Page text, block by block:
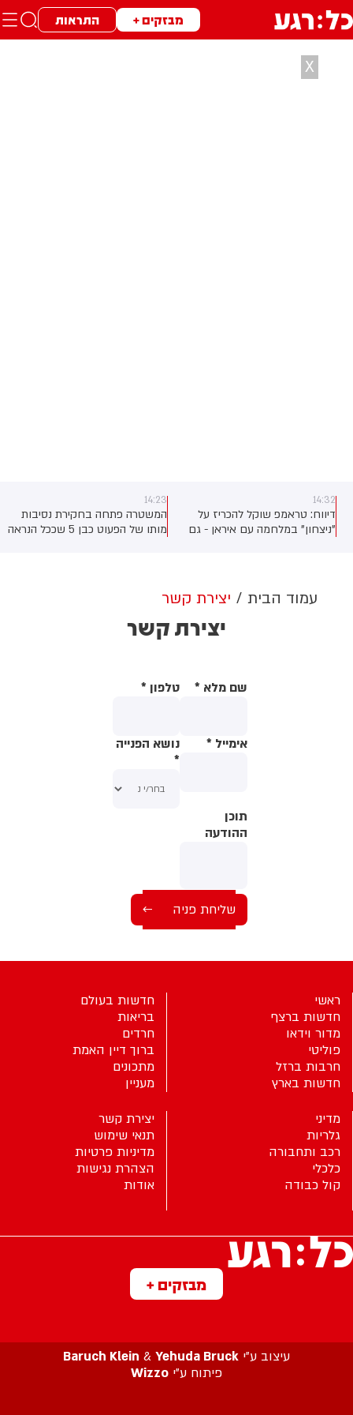
מבזקים + התראות
X
14:32
דיווח: טראמפ שוקל להכריז על
"ניצחון" במלחמה עם איראן - גם
14:23
המשטרה פתחה בחקירת נסיבות
מותו של הפעוט כבן 5 שככל הנראה
עמוד הבית יצירת קשר
יצירת קשר
שם מלא * טלפון *
אימייל *
נושא הפנייה
*
תוכן
ההודעה
מבזקים +
ראשי
חדשות ברצף
מדור וידאו
פוליטי
חרבות ברזל
חדשות בארץ
חדשות בעולם
בריאות
חרדים
ברוך דיין האמת
מתכונים
מעניין
מדיני
גלריות
רכב ותחבורה
כלכלי
קול כבודה
יצירת קשר
תנאי שימוש
מדיניות פרטיות
הצהרת נגישות
אודות
עיצוב ע”י Baruch Klein & Yehuda Bruck
פיתוח ע”י Wizzo